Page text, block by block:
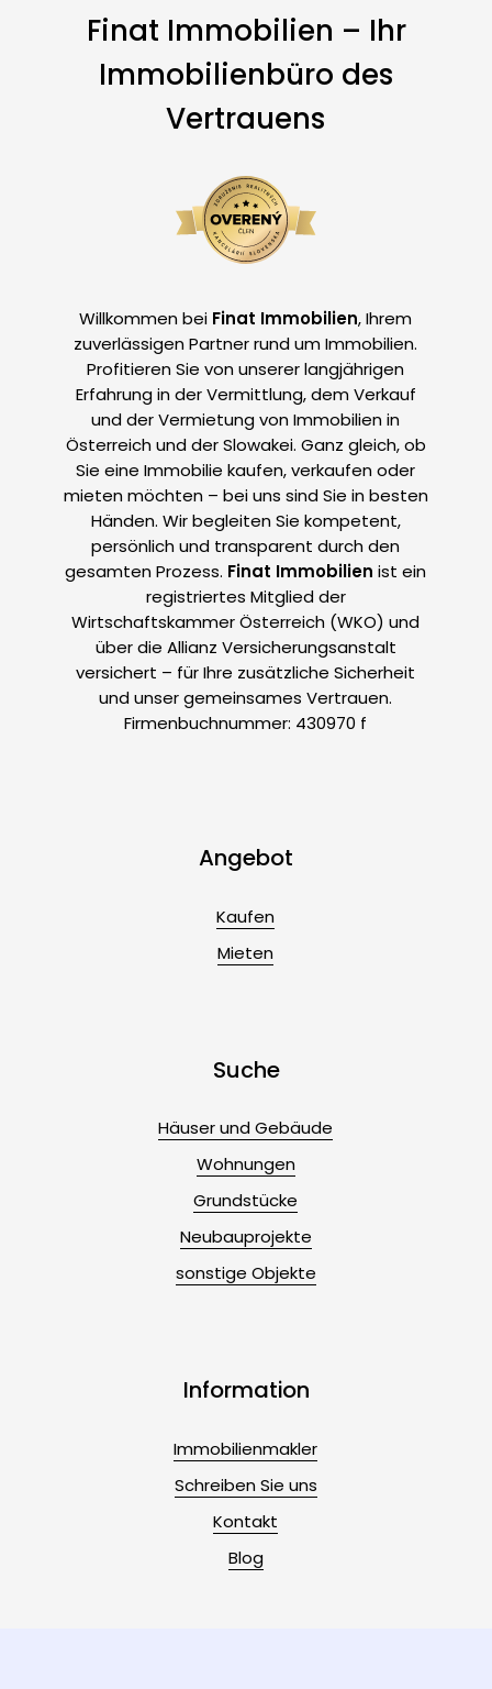
Finat Immobilien – Ihr
Immobilienbüro des
Vertrauens
Willkommen bei Finat Immobilien, Ihrem
zuverlässigen Partner rund um Immobilien.
Profitieren Sie von unserer langjährigen
Erfahrung in der Vermittlung, dem Verkauf
und der Vermietung von Immobilien in
Österreich und der Slowakei. Ganz gleich, ob
Sie eine Immobilie kaufen, verkaufen oder
mieten möchten – bei uns sind Sie in besten
Händen. Wir begleiten Sie kompetent,
persönlich und transparent durch den
gesamten Prozess. Finat Immobilien ist ein
registriertes Mitglied der
Wirtschaftskammer Österreich (WKO) und
über die Allianz Versicherungsanstalt
versichert – für Ihre zusätzliche Sicherheit
und unser gemeinsames Vertrauen.
Firmenbuchnummer: 430970 f
Angebot
Kaufen
Mieten
Suche
Häuser und Gebäude
Wohnungen
Grundstücke
Neubauprojekte
sonstige Objekte
Information
Immobilienmakler
Schreiben Sie uns
Kontakt
Blog